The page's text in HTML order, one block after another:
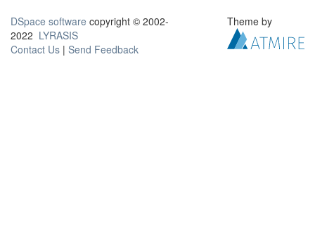
DSpace software copyright © 2002-
2022 LYRASIS
Contact Us | Send Feedback
Theme by